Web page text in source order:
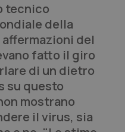
tecnico
della
del
fatto il giro
di un dietro
su questo
mostrano
il virus, sia